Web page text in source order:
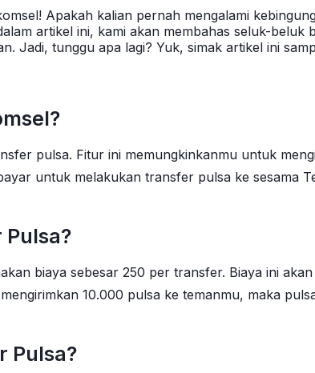
Apakah kalian pernah mengalami
artikel ini, kami akan membahas seluk-beluk
Jadi, tunggu apa lagi? Yuk, simak artikel ini
pulsa. Fitur ini memungkinkanmu untuk
untuk melakukan transfer pulsa ke sesama
biaya sebesar 250 per transfer. Biaya ini
10.000 pulsa ke temanmu, maka
Pulsa?